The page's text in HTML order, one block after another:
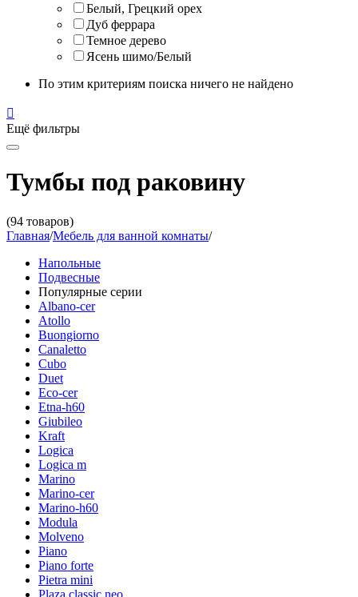
Белый, Грецкий орех
Дуб феррара
Темное дерево
Ясень шимо/Белый
По этим критериям поиска ничего не найдено

Ещё фильтры
Тумбы под раковину
(94 товаров)
Главная/Мебель для ванной комнаты/
Напольные
Подвесные
Популярные серии
Albano-cer
Atollo
Buongiorno
Canaletto
Cubo
Duet
Eco-cer
Etna-h60
Giubileo
Kraft
Logica
Logica m
Marino
Marino-cer
Marino-h60
Modula
Molveno
Piano
Piano forte
Pietra mini
Plaza classic neo